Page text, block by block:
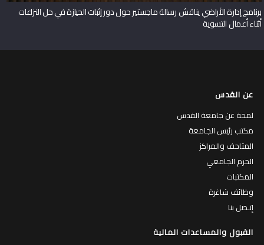
برنامج إدارة الأراضي يناقش رسالة ماجستير حول دور إثبات الحيازة في حل النزاعات
أثناء أعمال التسوية
عن القدس
لمحة عن جامعة القدس
مكتب رئيس الجامعة
المتاحف والمراكز
الحرم الجامعي
المكتبات
وظائف شاغرة
إتـصل بنا
القبول والمساعدات المالية